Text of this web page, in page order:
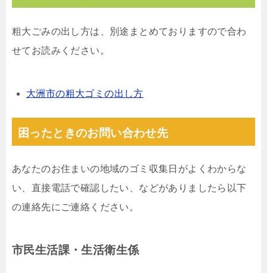
粗大ごみの出し方は、別途まとめておりますので合わ
せてお読みください。
大洲市の粗大ゴミの出し方
困ったときのお問い合わせ先
あなたのお住まいの地域のゴミ収集日がよくわからな
い、直接電話で確認したい、などがありましたら以下
の連絡先にご連絡ください。
市民生活課・生活衛生係